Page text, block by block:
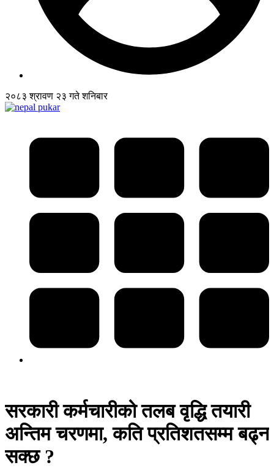
२०८३ श्रावण २३ गते शनिबार
सरकारी कर्मचारीको तलब वृद्धि तयारी
अन्तिम चरणमा, कति प्रतिशतसम्म बढ्न
सक्छ ?